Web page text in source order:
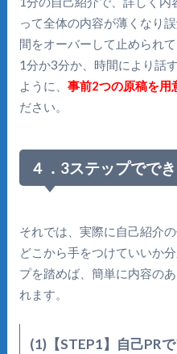
って全体の内容が薄くなり
間をオーバーして止められて
1分か3分か、時間により話
ように、 事前2つの原稿を用
ださい。
４．3ステップでで
それでは、実際に自己紹介
どこから手をつけていいか
プを踏めば、簡単に内容の
れます。
(1)【STEP1】自己PR